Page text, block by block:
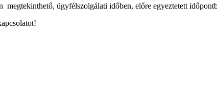
megtekinthető, ügyfélszolgálati időben, előre egyeztetett